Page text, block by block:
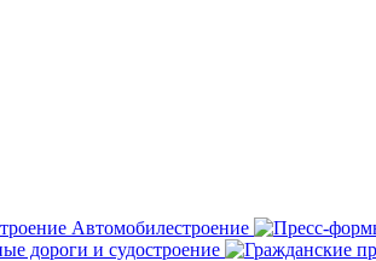
Автомобилестроение
дороги и судостроение